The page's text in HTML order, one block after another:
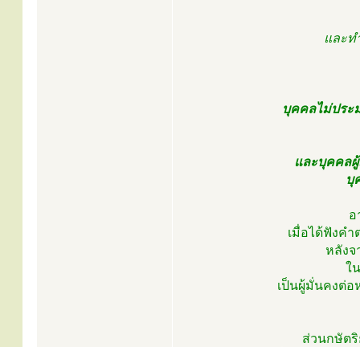
และท
บุคคลไม่ประ
และบุคคล
บุ
อ
เมื่อได้ฟังค
หลังจ
ใ
เป็นผู้มั่นคงต่อ
ส่วนกษัต